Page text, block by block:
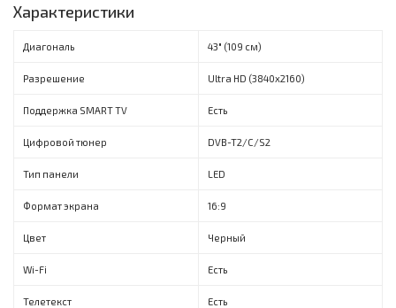
Характеристики
Диагональ 43" (109 см)
Разрешение Ultra HD (3840х2160)
Поддержка SMART TV Есть
Цифровой тюнер DVB-T2/C/S2
Тип панели LED
Формат экрана 16:9
Цвет Черный
Wi-Fi Есть
Телетекст Есть